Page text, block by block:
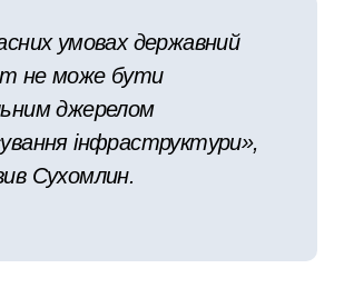
умовах державний
не може бути
джерелом
інфраструктури»,
Сухомлин.